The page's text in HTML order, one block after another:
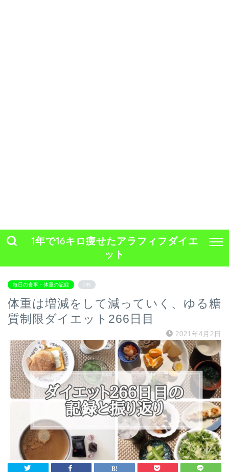
1年で16キロ痩せたアラフィフダイエ
ット
毎日の食事・体重の記録 PR
体重は増減をして減っていく、ゆる糖
質制限ダイエット266日目
2021年4月2日